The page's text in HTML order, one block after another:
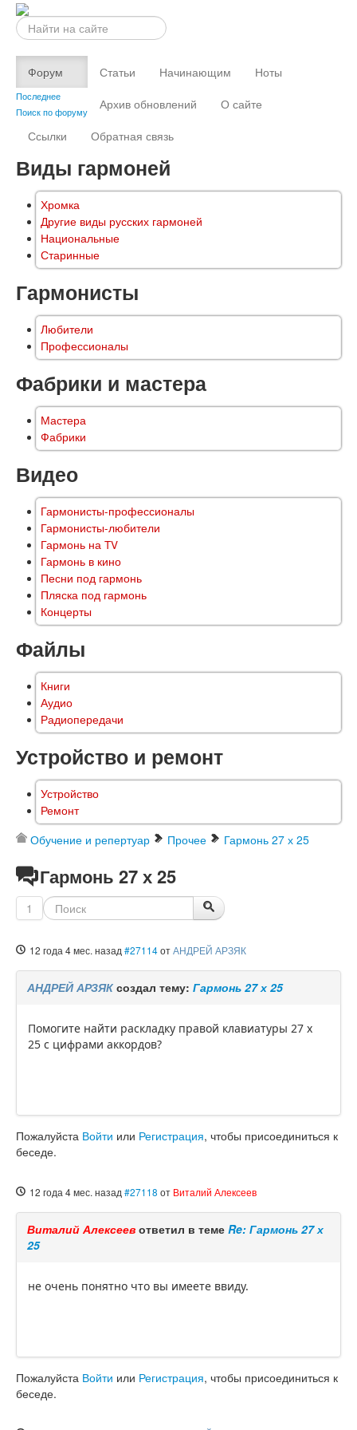
Искать...
Форум
Последнее
Поиск по форуму
Статьи Начинающим
Ноты
Архив обновлений
О сайте
Ссылки
Обратная связь
Виды гармоней
Хромка
Другие виды русских гармоней
Национальные
Старинные
Гармонисты
Любители
Профессионалы
Фабрики и мастера
Мастера
Фабрики
Видео
Гармонисты-профессионалы
Гармонисты-любители
Гармонь на TV
Гармонь в кино
Песни под гармонь
Пляска под гармонь
Концерты
Файлы
Книги
Аудио
Радиопередачи
Устройство и ремонт
Устройство
Ремонт
Обучение и репертуар Прочее Гармонь 27 х 25
Гармонь 27 х 25
1
12 года 4 мес. назад #27114отАНДРЕЙ АРЗЯК
АНДРЕЙ АРЗЯК создал тему: Гармонь 27 х 25
Помогите найти раскладку правой клавиатуры 27 х
25 с цифрами аккордов?
Пожалуйста Войти или Регистрация, чтобы присоединиться к
беседе.
12 года 4 мес. назад #27118 от Виталий Алексеев
Виталий Алексеев ответил в теме Re: Гармонь 27 х
25
не очень понятно что вы имеете ввиду.
Пожалуйста Войти или Регистрация, чтобы присоединиться к
беседе.